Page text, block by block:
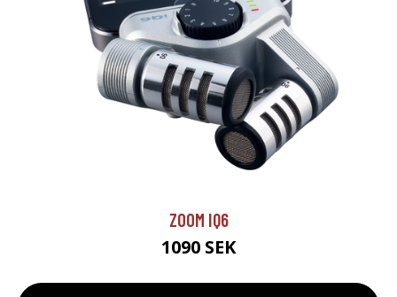
ZOOM IQ6
1090 SEK